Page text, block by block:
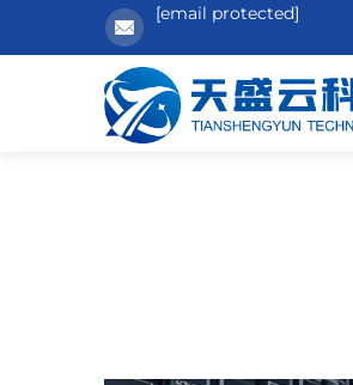
[email protected]